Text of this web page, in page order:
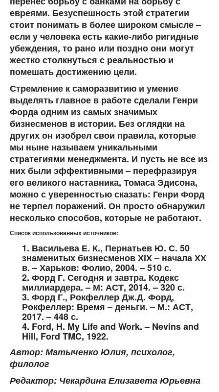
евреями. Безуспешность этой стратегии
стоит понимать в более широком смысле –
если у человека есть какие-либо ригидные
убеждения, то рано или поздно они могут
жестко столкнуться с реальностью и
помешать достижению цели.
Стремление к саморазвитию и умение
выделять главное в работе сделали Генри
Форда одним из самых значимых
бизнесменов в истории. Без оглядки на
других он изобрел свои правила, которые
мы ныне называем уникальными
стратегиями менеджмента. И пусть не все из
них были эффективными – перефразируя
его великого наставника, Томаса Эдисона,
можно с уверенностью сказать: Генри Форд
не терпел поражений. Он просто обнаружил
несколько способов, которые не работают.
Список использованных источников:
1. Васильева Е. К., Пернатьев Ю. С. 50
знаменитых бизнесменов ХІХ – начала ХХ
в. – Харьков: Фолио, 2004. – 510 с.
2. Форд Г. Сегодня и завтра. Кодекс
миллиардера. – М: АСТ, 2014. – 320 с.
3. Форд Г., Рокфеллер Дж.Д. Форд,
Рокфеллер: Время – деньги. – М.: АСТ,
2017. – 448 с.
4. Ford, H. My Life and Work. – Nevins and
Hill, Ford TMC, 1922.
Автор: Матыченко Юлия, психолог,
филолог
Редактор: Чекардина Елизавета Юрьевна